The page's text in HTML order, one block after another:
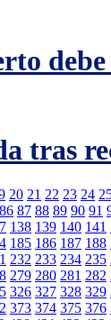
tras
20 21 22 23 24
86 87 88 89 90 91
138 139 140 141
185 186 187 188
232 233 234 235
279 280 281 282
326 327 328 329
373 374 375 376